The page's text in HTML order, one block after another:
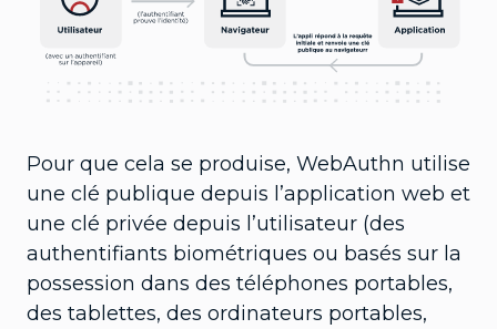
Pour que cela se produise, WebAuthn utilise
une clé publique depuis l’application web et
une clé privée depuis l’utilisateur (des
authentifiants biométriques ou basés sur la
possession dans des téléphones portables,
des tablettes, des ordinateurs portables,